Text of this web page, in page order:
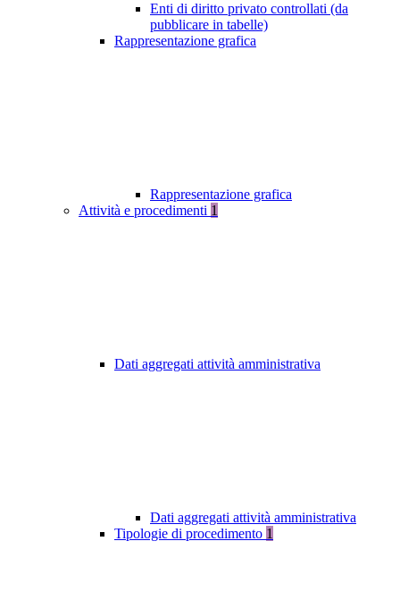
Enti di diritto privato controllati (da
pubblicare in tabelle)
Rappresentazione grafica
Rappresentazione grafica
Attività e procedimenti 1
Dati aggregati attività amministrativa
Dati aggregati attività amministrativa
Tipologie di procedimento 1